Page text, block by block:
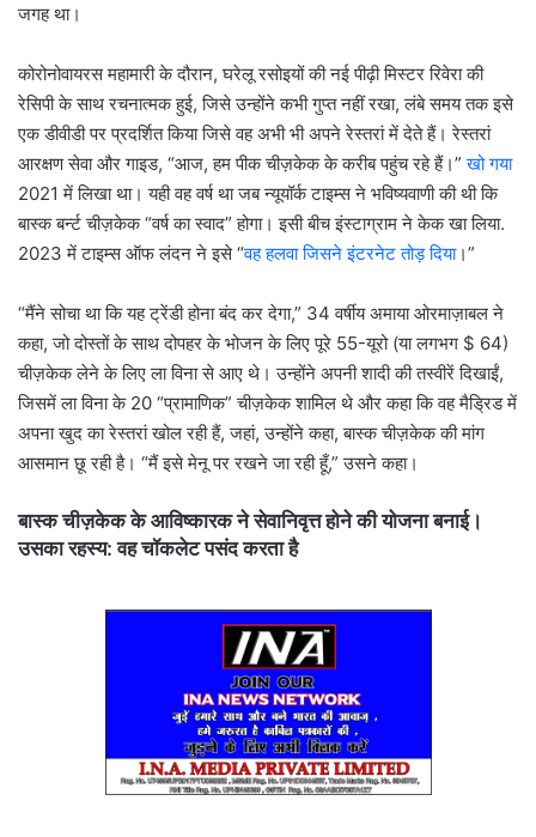
जगह था।
कोरोनोवायरस महामारी के दौरान, घरेलू रसोइयों की नई पीढ़ी मिस्टर रिवेरा की
रेसिपी के साथ रचनात्मक हुई, जिसे उन्होंने कभी गुप्त नहीं रखा, लंबे समय तक इसे
एक डीवीडी पर प्रदर्शित किया जिसे वह अभी भी अपने रेस्तरां में देते हैं। रेस्तरां
आरक्षण सेवा और गाइड, “आज, हम पीक चीज़केक के करीब पहुंच रहे हैं।”खो गया
2021 में लिखा था। यही वह वर्ष था जब न्यूयॉर्क टाइम्स ने भविष्यवाणी की थी कि
बास्क बर्न्ट चीज़केक “वर्ष का स्वाद” होगा। इसी बीच इंस्टाग्राम ने केक खा लिया.
2023 में टाइम्स ऑफ लंदन ने इसे “वह हलवा जिसने इंटरनेट तोड़ दिया।”
“मैंने सोचा था कि यह ट्रेंडी होना बंद कर देगा,” 34 वर्षीय अमाया ओरमाज़ाबल ने
कहा, जो दोस्तों के साथ दोपहर के भोजन के लिए पूरे 55-यूरो (या लगभग $ 64)
चीज़केक लेने के लिए ला विना से आए थे। उन्होंने अपनी शादी की तस्वीरें दिखाईं,
जिसमें ला विना के 20 “प्रामाणिक” चीज़केक शामिल थे और कहा कि वह मैड्रिड में
अपना खुद का रेस्तरां खोल रही हैं, जहां, उन्होंने कहा, बास्क चीज़केक की मांग
आसमान छू रही है। “मैं इसे मेनू पर रखने जा रही हूँ,” उसने कहा।
बास्क चीज़केक के आविष्कारक ने सेवानिवृत्त होने की योजना बनाई।
उसका रहस्य: वह चॉकलेट पसंद करता है